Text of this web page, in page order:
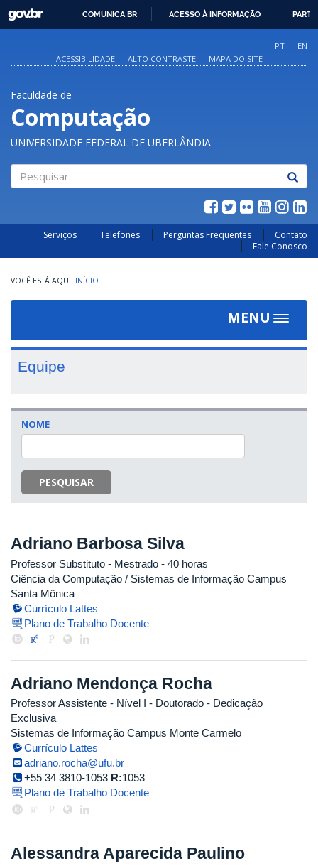
O
CONTEÚDO
GOVBR
COMUNICA BR ACESSO À INFORMAÇÃO
PT
EN
ACESSIBILIDADE
ALTO CONTRASTE MAPA DO SITE
Faculdade de
Computação
UNIVERSIDADE FEDERAL DE UBERLÂNDIA
Serviços Telefones Perguntas Frequentes
Contato
Fale Conosco
INÍCIO
MENU
Toggle
Equipe
NOME
PESQUISAR
Adriano Barbosa Silva
Professor Substituto - Mestrado - 40 horas
Ciência da Computação / Sistemas de Informação Campus
Santa Mônica
Currículo Lattes
Plano de Trabalho Docente
Adriano Mendonça Rocha
Professor Assistente - Nível I - Doutorado - Dedicação
Exclusiva
Sistemas de Informação Campus Monte Carmelo
Currículo Lattes
adriano.rocha@ufu.br
+55 34 3810-1053 R:1053
Plano de Trabalho Docente
Alessandra Aparecida Paulino